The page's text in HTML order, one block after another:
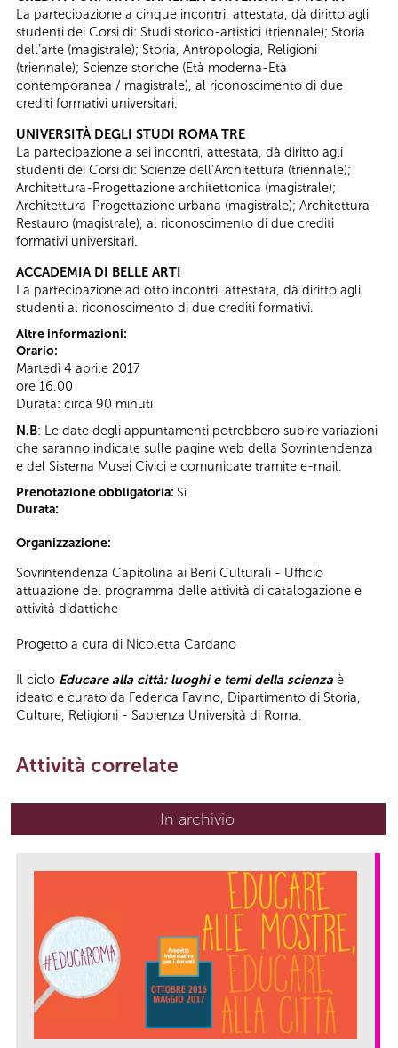
La partecipazione a cinque incontri, attestata, dà diritto agli
studenti dei Corsi di: Studi storico-artistici (triennale); Storia
dell’arte (magistrale); Storia, Antropologia, Religioni
(triennale); Scienze storiche (Età moderna-Età
contemporanea / magistrale), al riconoscimento di due
crediti formativi universitari.
UNIVERSITÀ DEGLI STUDI ROMA TRE
La partecipazione a sei incontri, attestata, dà diritto agli
studenti dei Corsi di: Scienze dell’Architettura (triennale);
Architettura-Progettazione architettonica (magistrale);
Architettura-Progettazione urbana (magistrale); Architettura-
Restauro (magistrale), al riconoscimento di due crediti
formativi universitari.
ACCADEMIA DI BELLE ARTI
La partecipazione ad otto incontri, attestata, dà diritto agli
studenti al riconoscimento di due crediti formativi.
Altre informazioni:
Orario:
Martedì 4 aprile 2017
ore 16.00
Durata: circa 90 minuti
N.B: Le date degli appuntamenti potrebbero subire variazioni
che saranno indicate sulle pagine web della Sovrintendenza
e del Sistema Musei Civici e comunicate tramite e-mail.
Prenotazione obbligatoria: Sì
Durata:
Organizzazione:
Sovrintendenza Capitolina ai Beni Culturali - Ufficio
attuazione del programma delle attività di catalogazione e
attività didattiche
Progetto a cura di Nicoletta Cardano
Il ciclo Educare alla città: luoghi e temi della scienza è
ideato e curato da Federica Favino, Dipartimento di Storia,
Culture, Religioni - Sapienza Università di Roma.
Attività correlate
In archivio